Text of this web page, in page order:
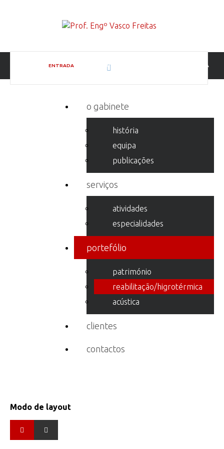
o gabinete
história
equipa
publicações
serviços
atividades
especialidades
portefólio
património
reabilitação/higrotérmica
acústica
clientes
contactos
ENTRADA PORTEFÓLIO REABILITAÇÃO/HIGROTÉRMICA
Modo de layout